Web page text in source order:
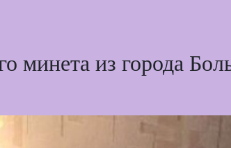
минета из города